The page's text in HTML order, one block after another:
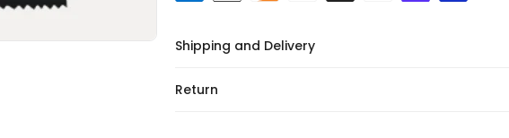
Shipping and Delivery
Return